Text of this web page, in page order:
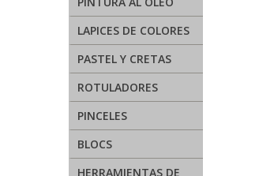
LAPICES DE COLORES
PASTEL Y CRETAS
ROTULADORES
PINCELES
BLOCS
HERRAMIENTAS DE